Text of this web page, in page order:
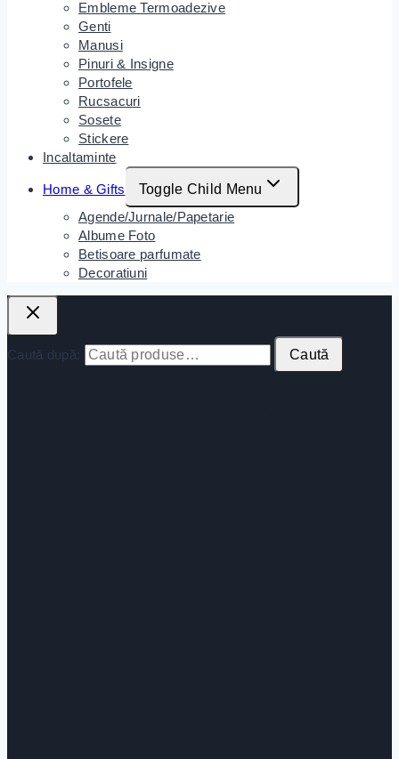
Embleme Termoadezive
Genti
Manusi
Pinuri & Insigne
Portofele
Rucsacuri
Sosete
Stickere
Incaltaminte
Home & Gifts
Toggle Child Menu
Agende/Jurnale/Papetarie
Albume Foto
Betisoare parfumate
Decoratiuni
Caută după: Caută